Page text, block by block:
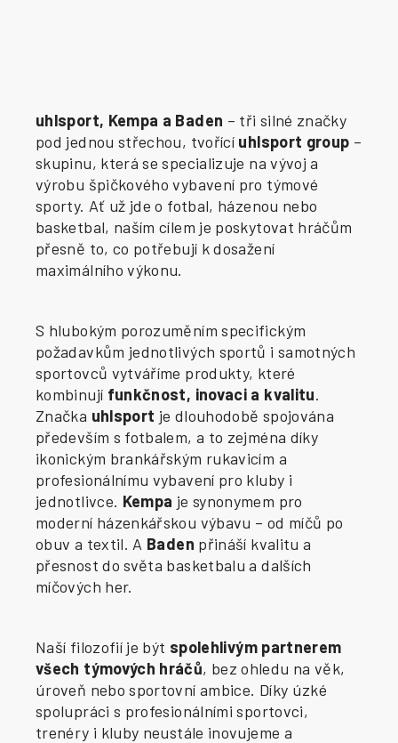
uhlsport, Kempa a Baden – tři silné značky
pod jednou střechou, tvořící uhlsport group –
skupinu, která se specializuje na vývoj a
výrobu špičkového vybavení pro týmové
sporty. Ať už jde o fotbal, házenou nebo
basketbal, naším cílem je poskytovat hráčům
přesně to, co potřebují k dosažení
maximálního výkonu.
S hlubokým porozuměním specifickým
požadavkům jednotlivých sportů i samotných
sportovců vytváříme produkty, které
kombinují funkčnost, inovaci a kvalitu.
Značka uhlsport je dlouhodobě spojována
především s fotbalem, a to zejména díky
ikonickým brankářským rukavicím a
profesionálnímu vybavení pro kluby i
jednotlivce. Kempa je synonymem pro
moderní házenkářskou výbavu – od míčů po
obuv a textil. A Baden přináší kvalitu a
přesnost do světa basketbalu a dalších
míčových her.
Naší filozofií je být spolehlivým partnerem
všech týmových hráčů, bez ohledu na věk,
úroveň nebo sportovní ambice. Díky úzké
spolupráci s profesionálními sportovci,
trenéry i kluby neustále inovujeme a